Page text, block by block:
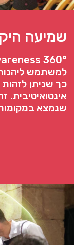
שמיעה
למשתמש
כך שניתן לזהות
אינטואיטיבית.
שנמצא